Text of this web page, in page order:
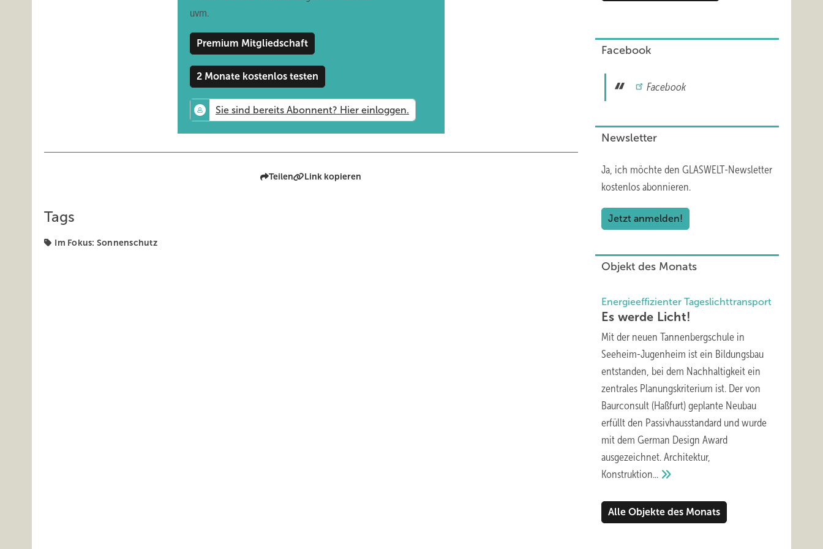
Zusammengefasst ergeben sich folgende Punkte, die bei der Planung beachtet werden müssen:
Natürlich ist der Treibhauseffekt, bzw. die sogenannte Wärmefalle, das entscheidende Kriterium, wenn es um die Frage „innen“ oder
„außen“ geht.
uvm.
Premium Mitgliedschaft
2 Monate kostenlos testen
Teilen Link kopieren
Tags
Im Fokus: Sonnenschutz
Facebook
Facebook
Newsletter
Ja, ich möchte den GLASWELT-Newsletter
kostenlos abonnieren.
Jetzt anmelden!
Objekt des Monats
Energieeffizienter Tageslichttransport
Es werde Licht!
Mit der neuen Tannenbergschule in
Seeheim-Jugenheim ist ein Bildungsbau
entstanden, bei dem Nachhaltigkeit ein
zentrales Planungskriterium ist. Der von
Baurconsult (Haßfurt) geplante Neubau
erfüllt den Passivhausstandard und wurde
mit dem German Design Award
ausgezeichnet. Architektur,
Konstruktion...
Alle Objekte des Monats